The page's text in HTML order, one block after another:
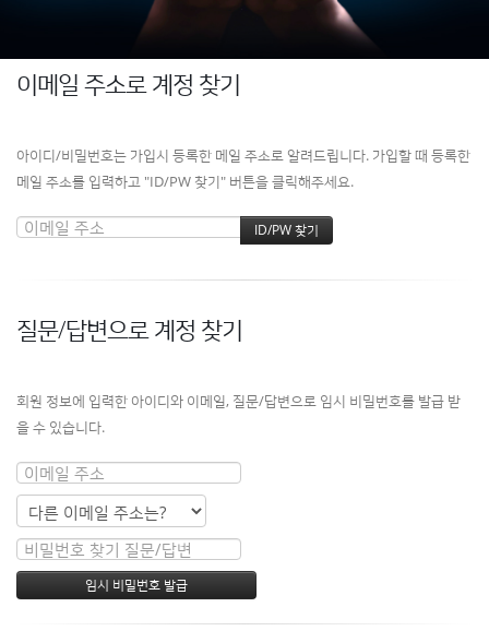
이메일 주소로 계정 찾기
아이디/비밀번호는 가입시 등록한 메일 주소로 알려드립니다. 가입할 때 등록한
메일 주소를 입력하고 "ID/PW 찾기" 버튼을 클릭해주세요.
질문/답변으로 계정 찾기
회원 정보에 입력한 아이디와 이메일, 질문/답변으로 임시 비밀번호를 발급 받
을 수 있습니다.